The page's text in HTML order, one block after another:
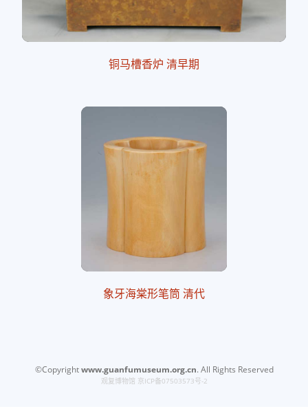
铜马槽香炉 清早期
象牙海棠形笔筒 清代
©Copyrightwww.guanfumuseum.org.cn. All Rights Reserved
观复博物馆 京ICP备07503573号-2